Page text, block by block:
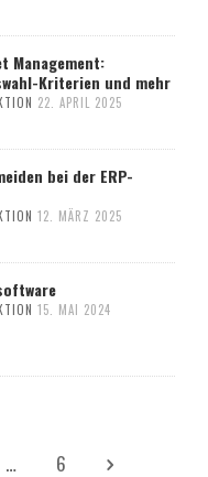
Management:
Kriterien und mehr
22. APRIL 2025
bei der ERP-
12. MÄRZ 2025
15. MAI 2024
… 6